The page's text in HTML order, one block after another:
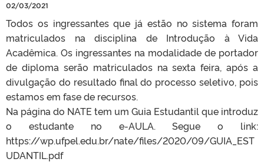
02/03/2021
Todos os ingressantes que já estão no sistema foram
matriculados na disciplina de Introdução à Vida
Acadêmica. Os ingressantes na modalidade de portador
de diploma serão matriculados na sexta feira, após a
divulgação do resultado final do processo seletivo, pois
estamos em fase de recursos.
Na página do NATE tem um Guia Estudantil que introduz
o estudante no e-AULA. Segue o link:
https://wp.ufpel.edu.br/nate/files/2020/09/GUIA_EST
UDANTIL.pdf